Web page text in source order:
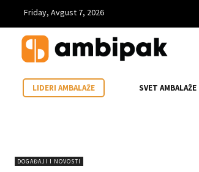
Friday, Avgust 7, 2026
LIDERI AMBALAŽE SVET AMBALAŽE
DOGAĐAJI I NOVOSTI